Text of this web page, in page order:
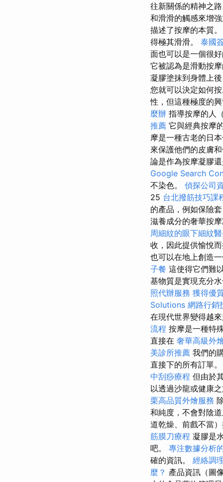
往新關係的精神之
和滑滑的觸感來增
描述了按摩的本質
得極其滑滑。 泰國
面也可以是一個很
它被認為是滑動按
凝膠塗抹到身體上
您就可以決定如何
性，但這種極度的
麼辦 指導按摩的人
推薦 它與經典按摩
摩是一種古老的日
來保護他們的皮膚
論是作為按摩凝膠
Google Search
不染色。 偵探公司
25 台北撥筋技巧課
的產品，例如保險
滋養成分的奢華按
周細紋的眼下細紋
收，因此提供愉悅
也可以在地上創造
子餐 這使得它們難
基物質是實現充分
照代辦服務 獲得優
Solutions 網路行銷
在現代世界變得越
流程 按摩是一種特
直接在 奢華高級外
美診所推薦 我們的
直接下的所有訂單
中刮痧療程 但由於
以透過沙龍或健康
栗高品質外燴服務
和純度，不會對陰
道乾燥、前戲不當
筋膜刀療程 凝膠是
吧。 專注數據分析
確的資訊。 經絡調
麼？ 產品資訊（圖